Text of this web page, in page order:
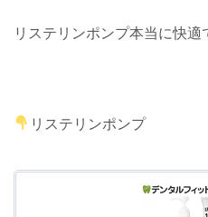
リステリンポンプ本当に快適
リステリンポンプ